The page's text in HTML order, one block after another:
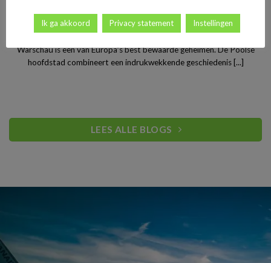
Stedentrip Warschau: ontdek de verrassende charme van
Polen’s bruisende hoofdstad
Warschau is een van Europa’s best bewaarde geheimen. De Poolse
hoofdstad combineert een indrukwekkende geschiedenis [...]
LEES ALLE BLOGS
Ik ga akkoord Privacy statement Instellingen